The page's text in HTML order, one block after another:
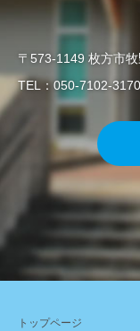
〒573-1149 枚方市
TEL：050-7102-
トップページ